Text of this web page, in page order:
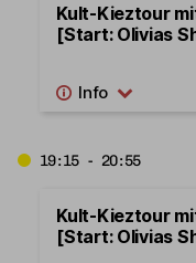
Kult-Kieztour
[Start: Olivias
19:15 - 20:55
Kult-Kieztour
[Start: Olivias